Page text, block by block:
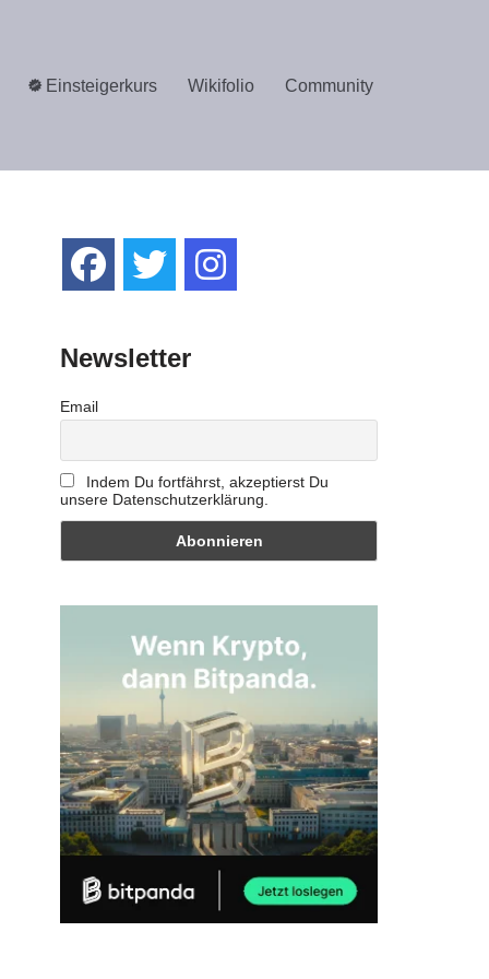
Einsteigerkurs Wikifolio Community
Newsletter
Email
Indem Du fortfährst, akzeptierst Du
unsere Datenschutzerklärung.